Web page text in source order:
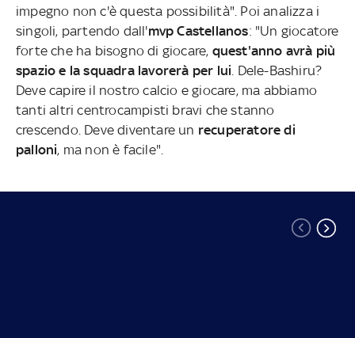
impegno non c'è questa possibilità". Poi analizza i
singoli, partendo dall'mvp Castellanos: "Un giocatore
forte che ha bisogno di giocare, quest'anno avrà più
spazio e la squadra lavorerà per lui . Dele-Bashiru?
Deve capire il nostro calcio e giocare, ma abbiamo
tanti altri centrocampisti bravi che stanno
crescendo. Deve diventare un recuperatore di
palloni, ma non è facile".